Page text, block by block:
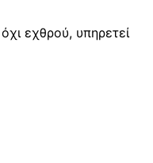
εχθρού, υπηρετεί